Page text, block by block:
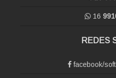
16
REDES
facebook/